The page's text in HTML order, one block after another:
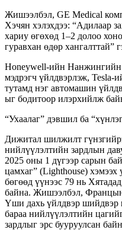
Жишээлбэл, GE Medical
Хэчян хэлэхдээ: “Адилаар
хариу өгөхөд 1–2 долоо
гуравхан өдөр хангалттай”
Honeywell-ийн Нанжингийн
мэдрэгч үйлдвэрлэж,
тутамд нэг автомашин
ыг бодитоор илэрхийлж
“Ухаалаг” дэвшил ба
Дижитал шилжилт
нийлүүлэлтийн зардлын
2025 оны 1 дүгээр сарын
цамхаг” (Lighthouse) хэмээх
бөгөөд үүнээс 79 нь
байна. Жишээлбэл,
Үши дахь үйлдвэр шийдвэр
бараа нийлүүлэлтийн
зардлыг эрс бууруулсан